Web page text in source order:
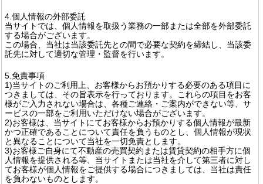
4.個人情報の外部委託
当サイトでは、個人情報を取扱う業務の一部または全部を外部委託
する場合がございます。
この場合、当社は当該委託先との間で必要な契約を締結し、当該委
託先に対して適切な管理・監督を行います。
5.免責事項
1)当サイトのご利用上、お客様からお預かりする必要のある項目に
つきましては、その旨表示を行っております。これらの項目をお客
様がご入力されない場合は、各種ご連絡・ご案内ができない等、サ
ービスの一部をご利用いただけない場合がございます。
2)お客様は、当サイトにてお客様からお預かりする個人情報が最新
かつ正確であることについて責任を負うものとし、個人情報が現状
と異なることについて当社を一切免責とします。
3)お客様ご自身にて不動産の売買契約または賃貸契約の相手方に個
人情報を提供される等、当サイトまたは当社を介して第三者に対し
てお客様が個人情報をご提供する場合につきましては、当社は責任
を負わないものとします。